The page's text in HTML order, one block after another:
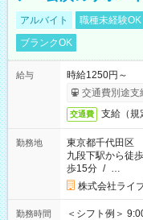
アルバイト 職種未経験OK
ブランクOK
給与
時給1250円～
交通費別途支
交通費 支給（規
勤務地
東京都千代田区
九段下駅から徒
歩15分 / …
株式会社ライ
勤務時間
＜シフト例＞